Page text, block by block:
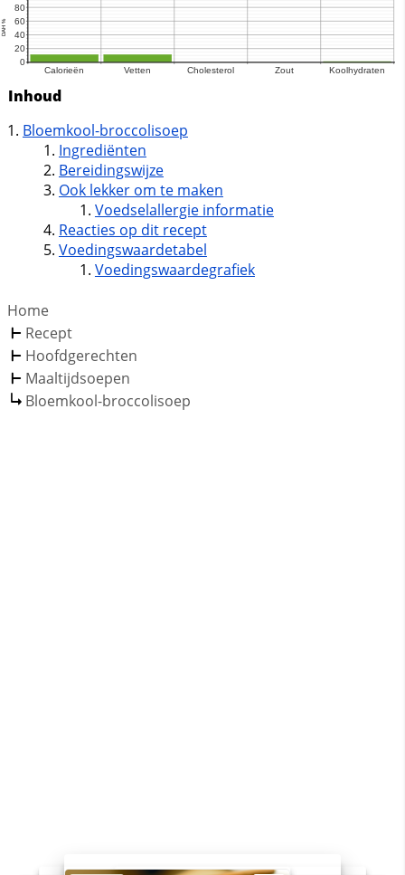
Inhoud
Bloemkool-broccolisoep
Ingrediënten
Bereidingswijze
Ook lekker om te maken
Voedselallergie informatie
Reacties op dit recept
Voedingswaardetabel
Voedingswaardegrafiek
Home
Recept
Hoofdgerechten
Maaltijdsoepen
Bloemkool-broccolisoep